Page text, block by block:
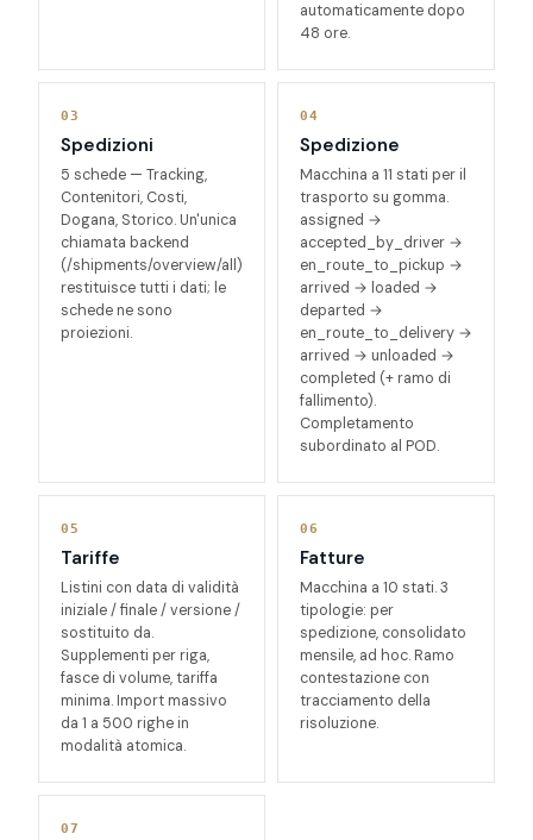
automaticamente dopo
48 ore.
03
Spedizioni
5 schede — Tracking,
Contenitori, Costi,
Dogana, Storico. Un'unica
chiamata backend
(/shipments/overview/all )
restituisce tutti i dati; le
schede ne sono
proiezioni.
04
Spedizione
Macchina a 11 stati per il
trasporto su gomma.
assigned →
accepted_by_driver →
en_route_to_pickup →
arrived → loaded →
departed →
en_route_to_delivery →
arrived → unloaded →
completed (+ ramo di
fallimento).
Completamento
subordinato al POD.
05
Tariffe
Listini con data di validità
iniziale / finale / versione /
sostituito da.
Supplementi per riga,
fasce di volume, tariffa
minima. Import massivo
da 1 a 500 righe in
modalità atomica.
06
Fatture
Macchina a 10 stati. 3
tipologie: per
spedizione, consolidato
mensile, ad hoc. Ramo
contestazione con
tracciamento della
risoluzione.
07